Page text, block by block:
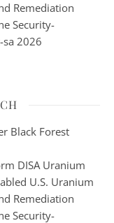
Remediation
Security-
sa 2026
Black Forest
DISA Uranium
U.S. Uranium
Remediation
Security-